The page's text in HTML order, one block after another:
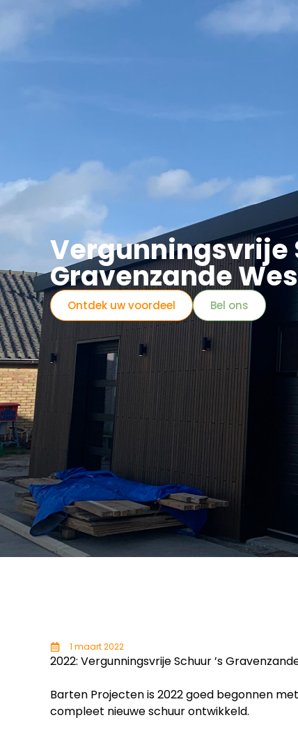
Vergunningsvrije
Gravenzande
Ontdek uw voordeel Bel ons
1 maart 2022
2022: Vergunningsvrije Schuur ’s
Barten Projecten is 2022 goed begonnen
compleet nieuwe schuur ontwikkeld.